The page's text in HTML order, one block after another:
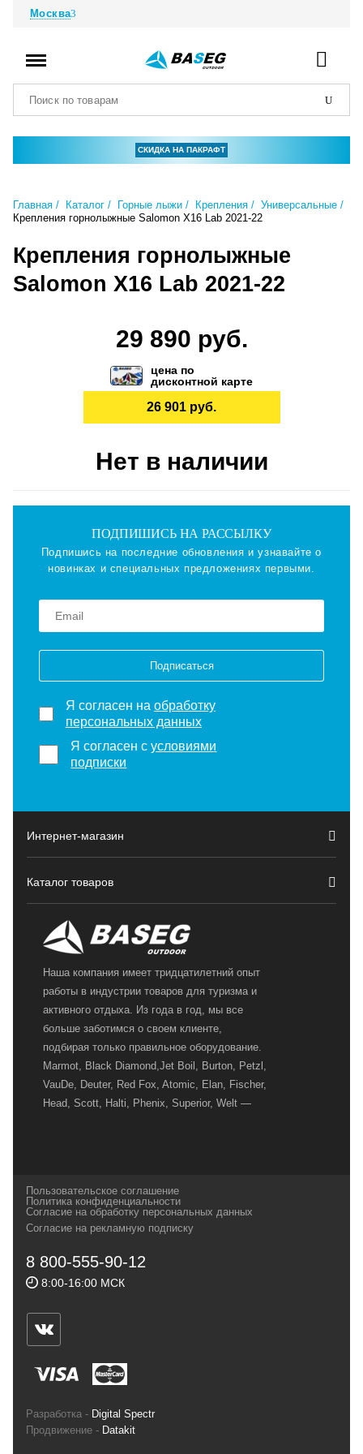
Москва
СКИДКА НА ПАКРАФТ
Главная Каталог Горные лыжи Крепления
Универсальные
Крепления горнолыжные Salomon X16 Lab 2021-22
Крепления горнолыжные
Salomon X16 Lab 2021-22
29 890 руб.
цена по
дисконтной карте
26 901 руб.
Нет в наличии
ПОДПИШИСЬ НА РАССЫЛКУ
Подпишись на последние обновления и узнавайте о
новинках и специальных предложениях первыми.
Подписаться
Я согласен на обработку
персональных данных
Я согласен сусловиями
подписки
Интернет-магазин
Каталог товаров
Наша компания имеет тридцатилетний опыт
работы в индустрии товаров для туризма и
активного отдыха. Из года в год, мы все
больше заботимся о своем клиенте,
подбирая только правильное оборудование.
Marmot, Black Diamond,Jet Boil, Burton, Petzl,
VauDe, Deuter, Red Fox, Atomic, Elan, Fischer,
Head, Scott, Halti, Phenix, Superior, Welt —
и взыскательных путешественников,
спортсменов и отдыхающих.
Геннадьевич
ИНН 590300057023 ОГРН 304590319000121
ул.Советская, 25, магазин Басег.
Тел./факс (342) 2101242
Пользовательское соглашение
Политика конфиденциальности
Согласие на обработку персональных данных
Согласие на рекламную подписку
8 800-555-90-12
8:00-16:00 МСК
Разработка - Digital Spectr
Продвижение - Datakit